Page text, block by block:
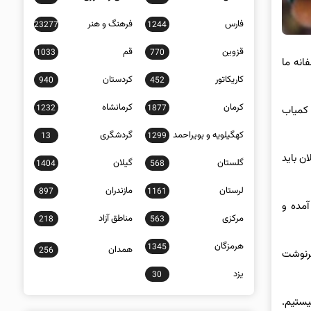
ما
کمیاب
باید
و
فارس 1244 فرهنگ و هنر 23277
قزوین 770 قم 1033
کاریکاتور 452 کردستان 940
کرمان 1877 کرمانشاه 1232
کهگیلویه و بویراحمد 1299 گردشگری 13
گلستان 568 گیلان 1404
لرستان 1161 مازندران 897
مرکزی 563 مناطق آزاد 218
هرمزگان 1345 همدان 256
یزد 30